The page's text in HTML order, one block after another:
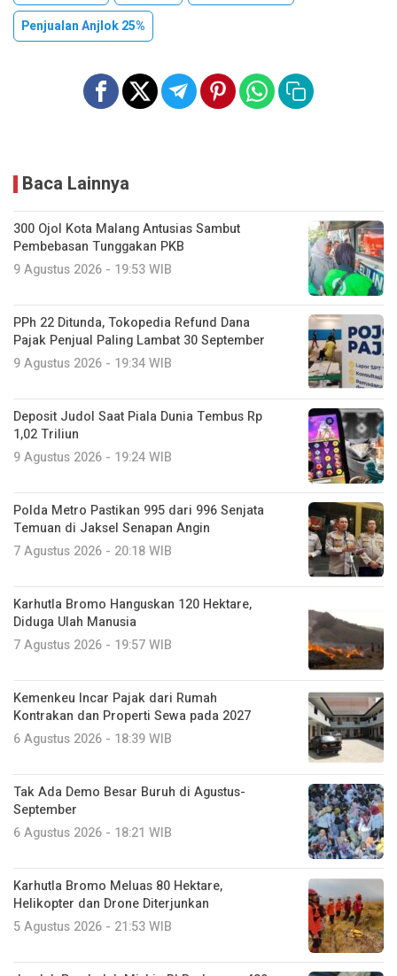
Penjualan Anjlok 25%
Baca Lainnya
300 Ojol Kota Malang Antusias Sambut
Pembebasan Tunggakan PKB
9 Agustus 2026 - 19:53 WIB
PPh 22 Ditunda, Tokopedia Refund Dana
Pajak Penjual Paling Lambat 30 September
9 Agustus 2026 - 19:34 WIB
Deposit Judol Saat Piala Dunia Tembus Rp
1,02 Triliun
9 Agustus 2026 - 19:24 WIB
Polda Metro Pastikan 995 dari 996 Senjata
Temuan di Jaksel Senapan Angin
7 Agustus 2026 - 20:18 WIB
Karhutla Bromo Hanguskan 120 Hektare,
Diduga Ulah Manusia
7 Agustus 2026 - 19:57 WIB
Kemenkeu Incar Pajak dari Rumah
Kontrakan dan Properti Sewa pada 2027
6 Agustus 2026 - 18:39 WIB
Tak Ada Demo Besar Buruh di Agustus-
September
6 Agustus 2026 - 18:21 WIB
Karhutla Bromo Meluas 80 Hektare,
Helikopter dan Drone Diterjunkan
5 Agustus 2026 - 21:53 WIB